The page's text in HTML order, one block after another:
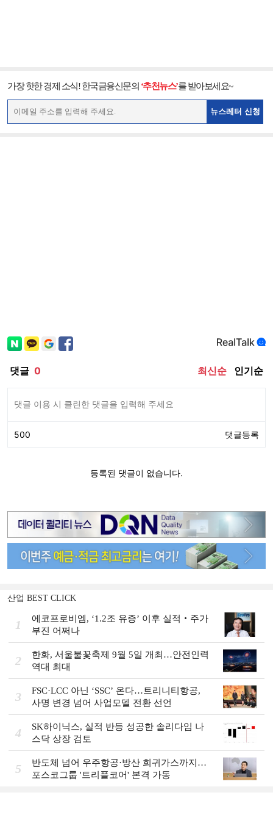
가장 핫한 경제 소식! 한국금융신문의 ‘추천뉴스’를 받아보세요~
뉴스레터 신청
산업 BEST CLICK
1
에코프로비엠, ‘1.2조 유증’ 이후 실적‧주가
부진 어쩌나
2
한화, 서울불꽃축제 9월 5일 개최…안전인력
역대 최대
3
FSC·LCC 아닌 ‘SSC’ 온다…트리니티항공,
사명 변경 넘어 사업모델 전환 선언
4
SK하이닉스, 실적 반등 성공한 솔리다임 나
스닥 상장 검토
5
반도체 넘어 우주항공·방산 희귀가스까지…
포스코그룹 '트리플코어' 본격 가동